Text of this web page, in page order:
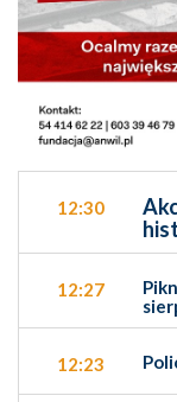
12:30
12:27
12:23